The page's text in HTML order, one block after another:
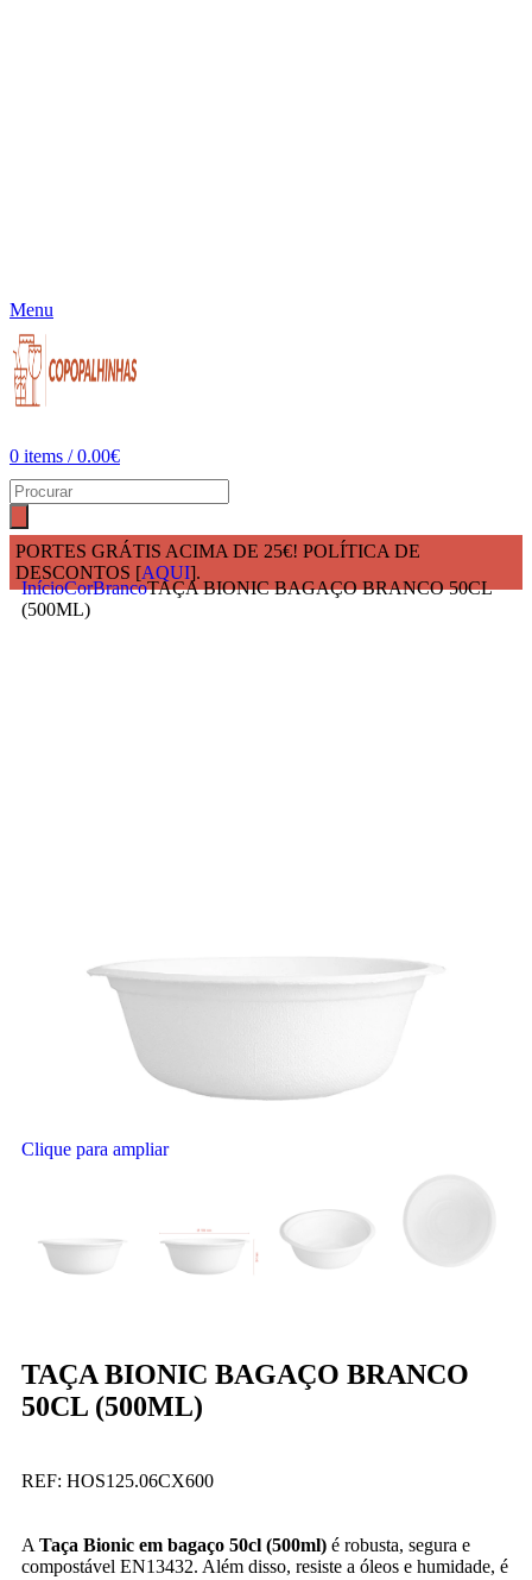
Menu
0 items / 0.00€
PORTES GRÁTIS ACIMA DE 25€! POLÍTICA DE
DESCONTOS [AQUI].
InícioCorBrancoTAÇA BIONIC BAGAÇO BRANCO 50CL
(500ML)
Clique para ampliar
TAÇA BIONIC BAGAÇO BRANCO
50CL (500ML)
REF: HOS125.06CX600
A Taça Bionic em bagaço 50cl (500ml) é robusta, segura e
compostável EN13432. Além disso, resiste a óleos e humidade, é